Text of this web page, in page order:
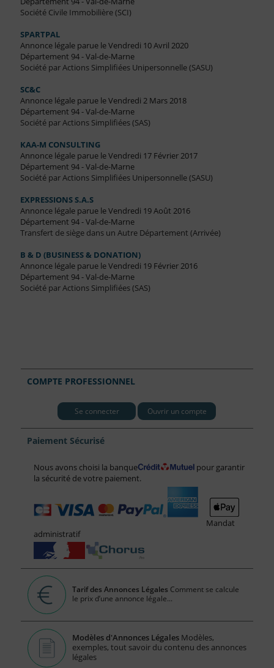
Société Civile Immobilière (SCI)
SPARTPAL
Annonce légale parue le Vendredi 10 Avril 2020
Département 94 - Val-de-Marne
Société par Actions Simplifiées Unipersonnelle (SASU)
SC&C
Annonce légale parue le Vendredi 2 Mars 2018
Département 94 - Val-de-Marne
Société par Actions Simplifiées (SAS)
KAA-M CONSULTING
Annonce légale parue le Vendredi 17 Février 2017
Département 94 - Val-de-Marne
Société par Actions Simplifiées Unipersonnelle (SASU)
EXPRESSIONS S.A.S
Annonce légale parue le Vendredi 19 Août 2016
Département 94 - Val-de-Marne
Transfert de siège dans un Autre Département (Arrivée)
B & D (BUSINESS & DONATION)
Annonce légale parue le Vendredi 19 Février 2016
Département 94 - Val-de-Marne
Société par Actions Simplifiées (SAS)
COMPTE PROFESSIONNEL
Se connecter Ouvrir un compte
Paiement Sécurisé
Nous avons choisi la banque
pour garantir
la sécurité de votre paiement.
Mandat
administratif
Tarif des Annonces Légales Comment se calcule
le prix d’une annonce légale...
Modèles d'Annonces Légales Modèles,
exemples, tout savoir du contenu des annonces
légales